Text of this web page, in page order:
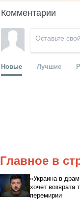
Комментарии
Новые Лучшие
Главное в
«Украина в
хочет возврата
перемирии